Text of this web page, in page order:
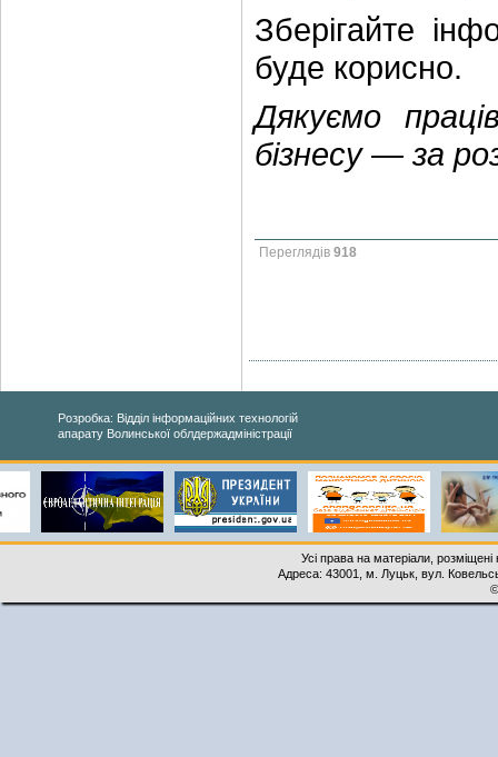
Зберігайте
буде корисно.
Дякуємо
бізнесу — за
Переглядів 918
Розробка: Відділ інформаційних технологій
апарату Волинської облдержадміністрації
Усі права на матеріали,
Адреса: 43001, м. Луцьк, вул.